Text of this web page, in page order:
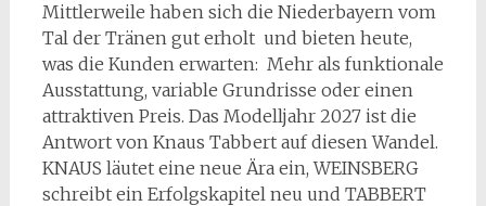
Mittlerweile haben sich die Niederbayern vom
Tal der Tränen gut erholt und bieten heute,
was die Kunden erwarten: Mehr als funktionale
Ausstattung, variable Grundrisse oder einen
attraktiven Preis. Das Modelljahr 2027 ist die
Antwort von Knaus Tabbert auf diesen Wandel.
KNAUS läutet eine neue Ära ein, WEINSBERG
schreibt ein Erfolgskapitel neu und TABBERT